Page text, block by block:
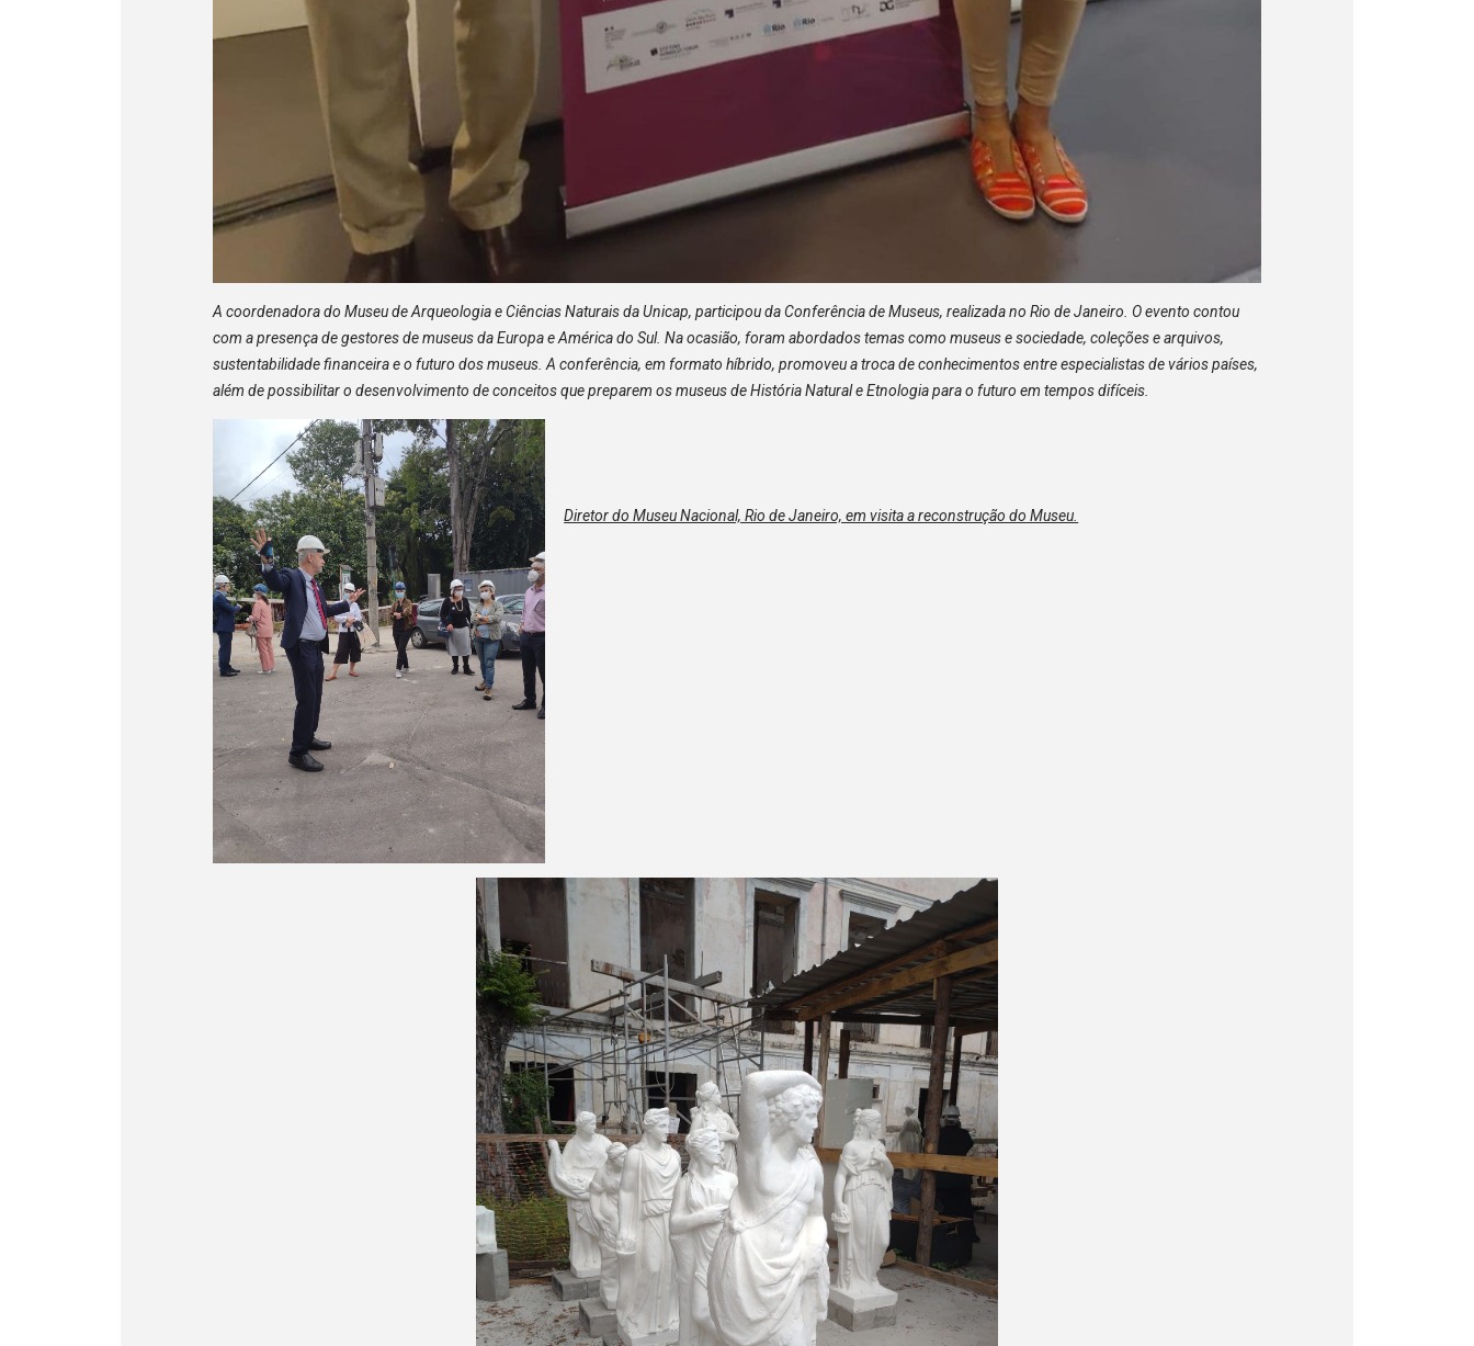
A coordenadora do Museu de Arqueologia e Ciências Naturais da Unicap, participou da Conferência de Museus, realizada no Rio de Janeiro. O evento contou
com a presença de gestores de museus da Europa e América do Sul. Na ocasião, foram abordados temas como museus e sociedade, coleções e arquivos,
sustentabilidade financeira e o futuro dos museus. A conferência, em formato híbrido, promoveu a troca de conhecimentos entre especialistas de vários países,
além de possibilitar o desenvolvimento de conceitos que preparem os museus de História Natural e Etnologia para o futuro em tempos difíceis.
Diretor do Museu Nacional, Rio de Janeiro, em visita a reconstrução do Museu.